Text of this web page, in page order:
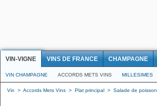
VIN-VIGNE VINS DE FRANCE CHAMPAGNE
VIN CHAMPAGNE ACCORDS METS VINS MILLESIMES
Vin > Accords Mets Vins > Plat principal > Salade de poisson